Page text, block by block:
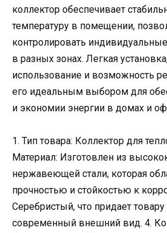
коллектор обеспечивает
температуру в помещении,
контролировать
в разных зонах. Легкая
использование и возможность
его идеальным выбором для
и экономии энергии в домах и
1. Тип товара: Коллектор для
Материал: Изготовлен из
нержавеющей стали, которая
прочностью и стойкостью к
Серебристый, что придает
современный внешний вид. 4.